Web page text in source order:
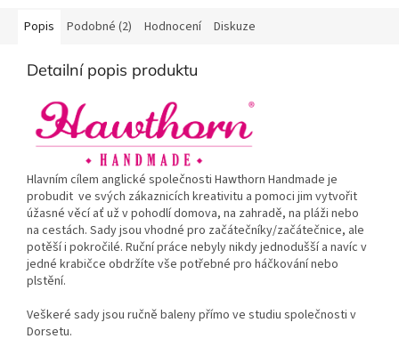
Popis Podobné (2) Hodnocení Diskuze
Detailní popis produktu
Hlavním cílem anglické společnosti Hawthorn Handmade je
probudit ve svých zákaznicích kreativitu a pomoci jim vytvořit
úžasné věcí ať už v pohodlí domova, na zahradě, na pláži nebo
na cestách. Sady jsou vhodné pro začátečníky/začátečnice, ale
potěší i pokročilé. Ruční práce nebyly nikdy jednodušší a navíc v
jedné krabičce obdržíte vše potřebné pro háčkování nebo
plstění.
Veškeré sady jsou ručně baleny přímo ve studiu společnosti v
Dorsetu.